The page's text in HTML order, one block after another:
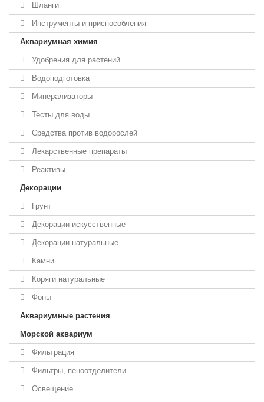
Шланги
Инструменты и приспособления
Аквариумная химия
Удобрения для растений
Водоподготовка
Минерализаторы
Тесты для воды
Средства против водорослей
Лекарственные препараты
Реактивы
Декорации
Грунт
Декорации искусственные
Декорации натуральные
Камни
Коряги натуральные
Фоны
Аквариумные растения
Морской аквариум
Фильтрация
Фильтры, пеноотделители
Освещение